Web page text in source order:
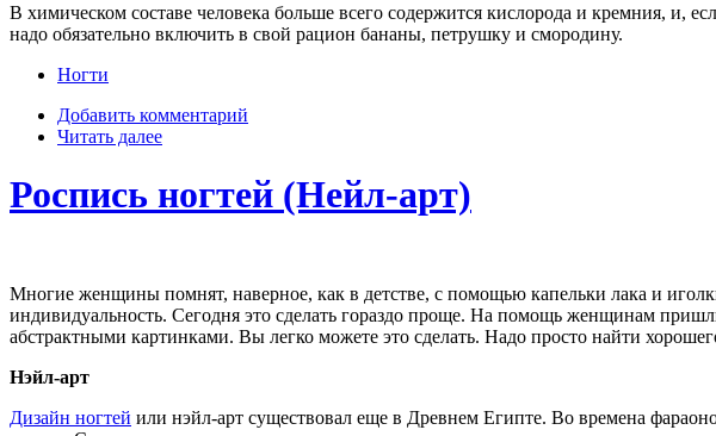
В химическом составе человека больше всего содержится кислорода и кремния, и,
надо обязательно включить в свой рацион бананы, петрушку и смородину.
Ногти
Добавить комментарий
Читать далее
Роспись ногтей (Нейл-арт)
Многие женщины помнят, наверное, как в детстве, с помощью капельки лака и
индивидуальность. Сегодня это сделать гораздо проще. На помощь женщинам
абстрактными картинками. Вы легко можете это сделать. Надо просто найти
Нэйл-арт
Дизайн ногтей или нэйл-арт существовал еще в Древнем Египте. Во времена